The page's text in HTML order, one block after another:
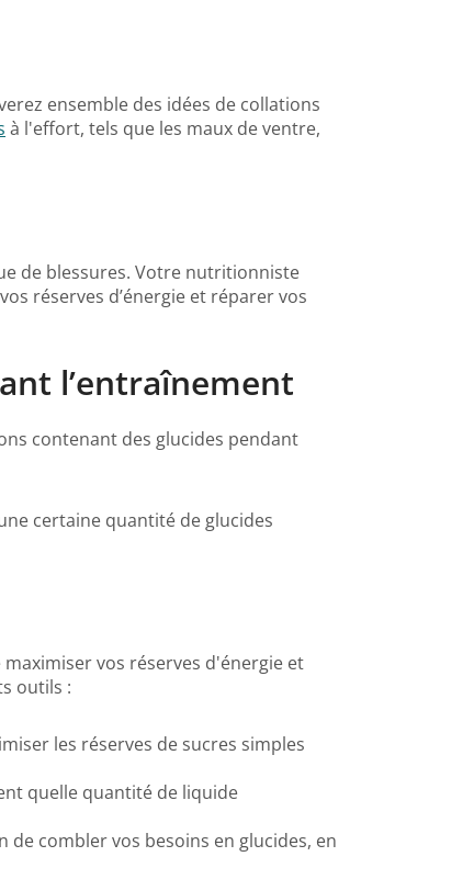
ensemble des idées de collations
à l'effort, tels que les maux de ventre,
de blessures. Votre nutritionniste
réserves d’énergie et réparer vos
l’entraînement
contenant des glucides pendant
certaine quantité de glucides
vos réserves d'énergie et
outils :
les réserves de sucres simples
quelle quantité de liquide
combler vos besoins en glucides, en